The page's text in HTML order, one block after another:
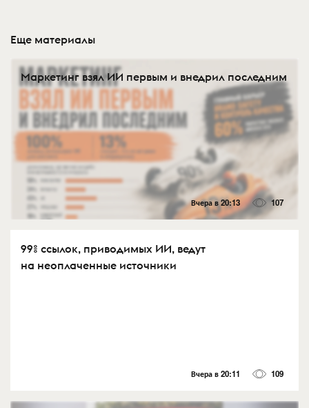
Еще материалы
Маркетинг взял ИИ первым и внедрил последним
Вчера в 20:13 107
99% ссылок, приводимых ИИ, ведут
на неоплаченные источники
Вчера в 20:11 109